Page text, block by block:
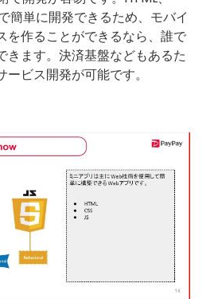
簡単に開発できるため、モバイ
を作ることができるなら、誰で
きます。決済基盤などもあるた
ビス開発が可能です。